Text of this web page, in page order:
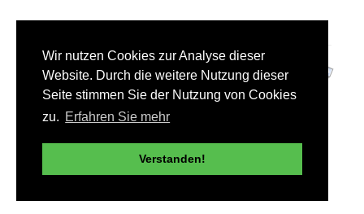
Wir nutzen Cookies zur Analyse dieser
Website. Durch die weitere Nutzung dieser
Seite stimmen Sie der Nutzung von Cookies
zu. Erfahren Sie mehr
Verstanden!
Sendfeed Home Sign in|Privacy|Terms of Use |Imprint
More services from HEYBEN:
Realtime.li (Real-time Analytics)|Likeometer (Influencer Analytics)